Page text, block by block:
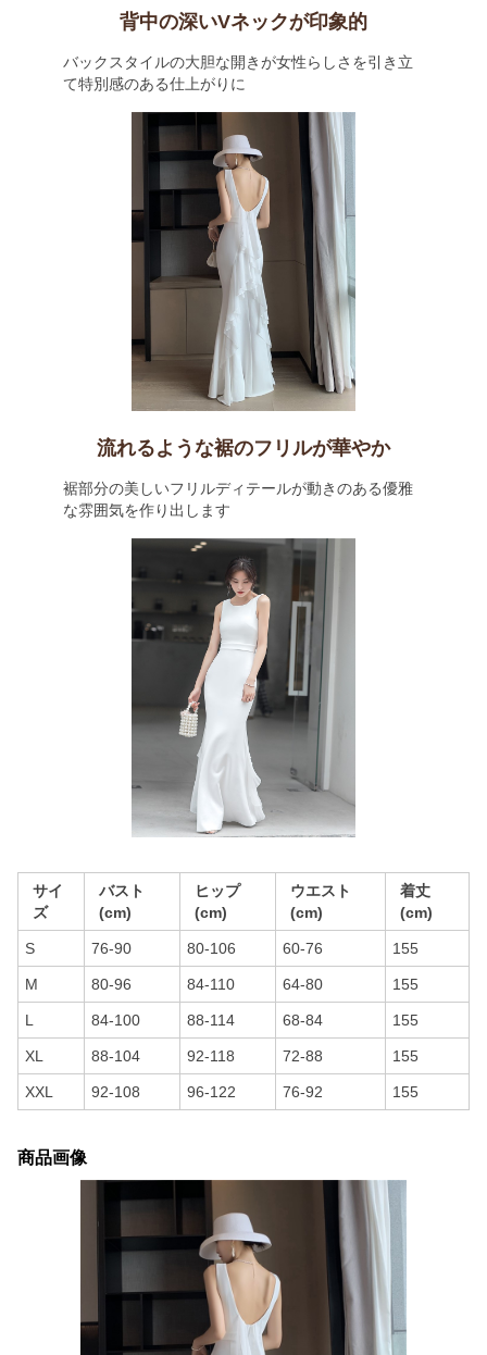
背中の深いVネックが印象的
バックスタイルの大胆な開きが女性らしさを引き立
て特別感のある仕上がりに
流れるような裾のフリルが華やか
裾部分の美しいフリルディテールが動きのある優雅
な雰囲気を作り出します
サイ
ズ
バスト
(cm)
ヒップ
(cm)
ウエスト
(cm)
着丈
(cm)
S 76-90 80-106 60-76 155
M 80-96 84-110 64-80 155
L 84-100 88-114 68-84 155
XL 88-104 92-118 72-88 155
XXL 92-108 96-122 76-92 155
商品画像